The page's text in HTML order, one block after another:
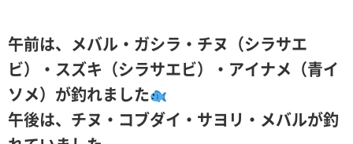
午前は、メバル・ガシラ・チヌ（シラサエ
ビ）・スズキ（シラサエビ）・アイナメ（青イ
ソメ）が釣れました
午後は、チヌ・コブダイ・サヨリ・メバルが釣